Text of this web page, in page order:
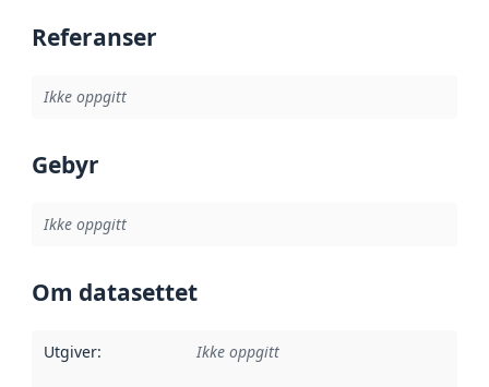
Referanser
Ikke oppgitt
Gebyr
Ikke oppgitt
Om datasettet
Utgiver: Ikke oppgitt